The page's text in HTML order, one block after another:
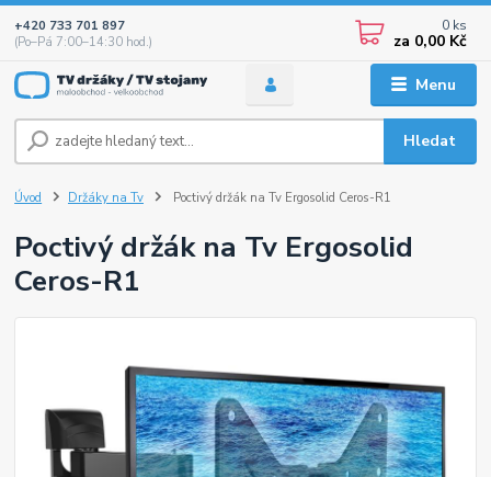
Menu
Hledat
+420 733 701 897
(Po–Pá 7:00–14:30 hod.)
0 ks
za 0,00 Kč
Úvod Držáky na Tv Poctivý držák na Tv Ergosolid Ceros-R1
Poctivý držák na Tv Ergosolid
Ceros-R1